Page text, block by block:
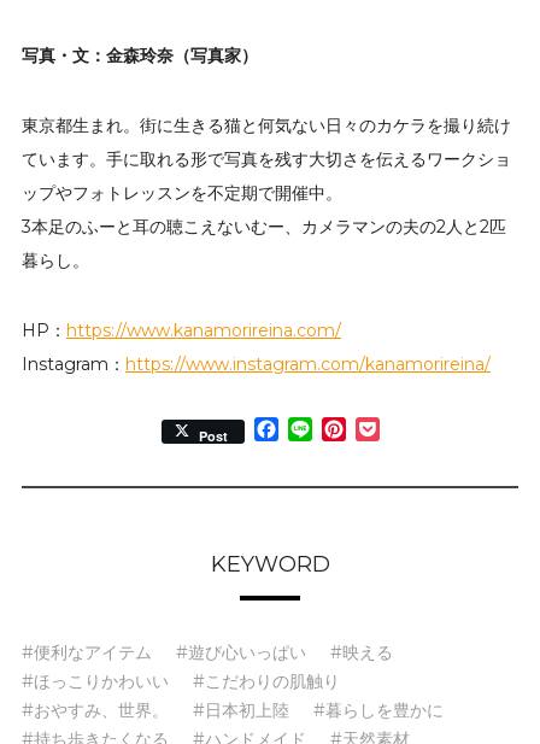
写真・文：金森玲奈（写真家）
東京都生まれ。街に生きる猫と何気ない日々のカケラを撮り続け
ています。手に取れる形で写真を残す大切さを伝えるワークショ
ップやフォトレッスンを不定期で開催中。
3本足のふーと耳の聴こえないむー、カメラマンの夫の2人と2匹
暮らし。
HP： https://www.kanamorireina.com/
Instagram： https://www.instagram.com/kanamorireina/
Post Facebook
Line Pinterest
KEYWORD
#便利なアイテム #遊び心いっぱい
#映える
#ほっこりかわいい
#こだわりの肌触り
#おやすみ、世界。
#日本初上陸
#暮らしを豊かに
#持ち歩きたくなる
#ハンドメイド
#天然素材